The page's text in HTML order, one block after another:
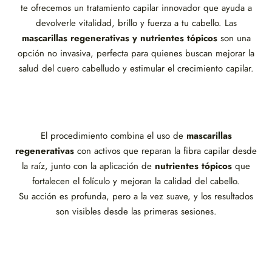
te ofrecemos un tratamiento capilar innovador que ayuda a
devolverle vitalidad, brillo y fuerza a tu cabello. Las
mascarillas regenerativas y nutrientes tópicosson una
opción no invasiva, perfecta para quienes buscan mejorar la
salud del cuero cabelludo y estimular el crecimiento capilar.
El procedimiento combina el uso de mascarillas
regenerativas con activos que reparan la fibra capilar desde
la raíz, junto con la aplicación de nutrientes tópicos que
fortalecen el folículo y mejoran la calidad del cabello.
Su acción es profunda, pero a la vez suave, y los resultados
son visibles desde las primeras sesiones.